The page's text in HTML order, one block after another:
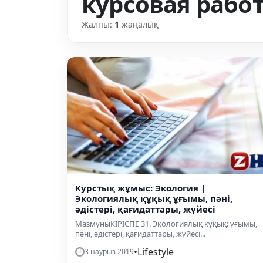
Жалпы: 1 жаңалық
Курстық жұмыс: Экология |
Экологиялық құқық ұғымы, пәні,
әдістері, қағидаттары, жүйесі
МазмұныКІРІСПЕ 31. Экологиялық құқық: ұғымы,
пәні, әдістері, қағидаттары, жүйесі...
3 наурыз 2019•Lifestyle